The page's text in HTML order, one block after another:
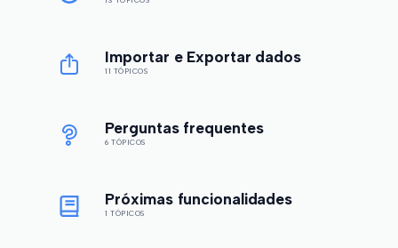
Importar e Exportar dados
11 TÓPICOS
Perguntas frequentes
6 TÓPICOS
Próximas funcionalidades
1 TÓPICOS